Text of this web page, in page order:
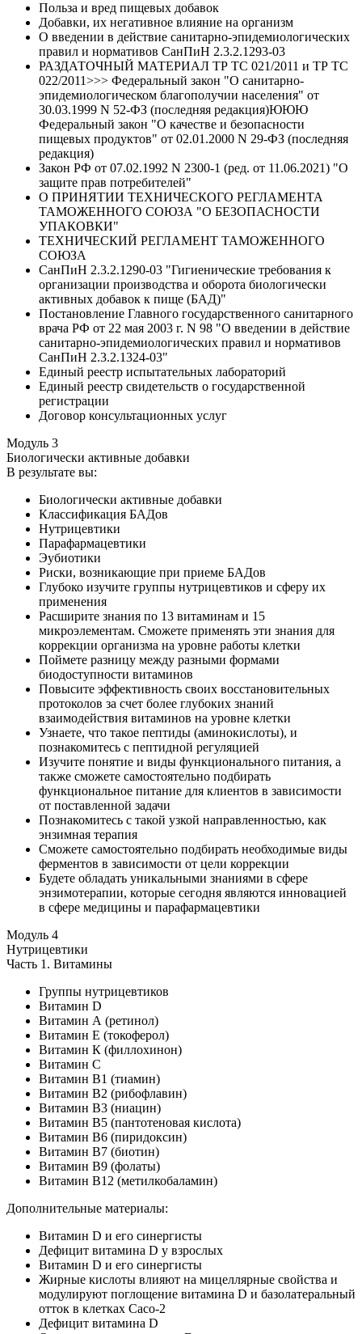
Польза и вред пищевых добавок
Добавки, их негативное влияние на организм
О введении в действие санитарно-эпидемиологических
правил и нормативов СанПиН 2.3.2.1293-03
РАЗДАТОЧНЫЙ МАТЕРИАЛ ТР ТС 021/2011 и ТР ТС
022/2011>>> Федеральный закон "О санитарно-
эпидемиологическом благополучии населения" от
30.03.1999 N 52-ФЗ (последняя редакция)ЮЮЮ
Федеральный закон "О качестве и безопасности
пищевых продуктов" от 02.01.2000 N 29-ФЗ (последняя
редакция)
Закон РФ от 07.02.1992 N 2300-1 (ред. от 11.06.2021) "О
защите прав потребителей"
О ПРИНЯТИИ ТЕХНИЧЕСКОГО РЕГЛАМЕНТА
ТАМОЖЕННОГО СОЮЗА "О БЕЗОПАСНОСТИ
УПАКОВКИ"
ТЕХНИЧЕСКИЙ РЕГЛАМЕНТ ТАМОЖЕННОГО
СОЮЗА
СанПиН 2.3.2.1290-03 "Гигиенические требования к
организации производства и оборота биологически
активных добавок к пище (БАД)"
Постановление Главного государственного санитарного
врача РФ от 22 мая 2003 г. N 98 "О введении в действие
санитарно-эпидемиологических правил и нормативов
СанПиН 2.3.2.1324-03"
Единый реестр испытательных лабораторий
Единый реестр свидетельств о государственной
регистрации
Договор консультационных услуг
Модуль 3
Биологически активные добавки
В результате вы:
Биологически активные добавки
Классификация БАДов
Нутрицевтики
Парафармацевтики
Эубиотики
Риски, возникающие при приеме БАДов
Глубоко изучите группы нутрицевтиков и сферу их
применения
Расширите знания по 13 витаминам и 15
микроэлементам. Сможете применять эти знания для
коррекции организма на уровне работы клетки
Поймете разницу между разными формами
биодоступности витаминов
Повысите эффективность своих восстановительных
протоколов за счет более глубоких знаний
взаимодействия витаминов на уровне клетки
Узнаете, что такое пептиды (аминокислоты), и
познакомитесь с пептидной регуляцией
Изучите понятие и виды функционального питания, а
также сможете самостоятельно подбирать
функциональное питание для клиентов в зависимости
от поставленной задачи
Познакомитесь с такой узкой направленностью, как
энзимная терапия
Сможете самостоятельно подбирать необходимые виды
ферментов в зависимости от цели коррекции
Будете обладать уникальными знаниями в сфере
энзимотерапии, которые сегодня являются инновацией
в сфере медицины и парафармацевтики
Модуль 4
Нутрицевтики
Часть 1. Витамины
Группы нутрицевтиков
Витамин D
Витамин А (ретинол)
Витамин Е (токоферол)
Витамин К (филлохинон)
Витамин С
Витамин B1 (тиамин)
Витамин В2 (рибофлавин)
Витамин В3 (ниацин)
Витамин В5 (пантотеновая кислота)
Витамин В6 (пиридоксин)
Витамин В7 (биотин)
Витамин В9 (фолаты)
Витамин В12 (метилкобаламин)
Дополнительные материалы:
Витамин D и его синергисты
Дефицит витамина D у взрослых
Витамин D и его синергисты
Жирные кислоты влияют на мицеллярные свойства и
модулируют поглощение витамина D и базолатеральный
отток в клетках Caco-2
Дефицит витамина D